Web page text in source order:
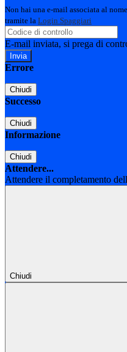
Non hai una e-mail associata al
tramite la Login Spaggiari
E-mail inviata, si prega di
Errore
Chiudi
Successo
Chiudi
Informazione
Chiudi
Attendere...
Attendere il completamento
Chiudi